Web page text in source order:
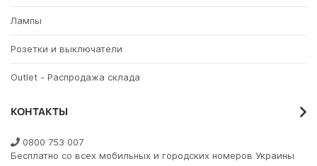
Лампы
Розетки и выключатели
Outlet - Распродажа склада
КОНТАКТЫ
0800 753 007
Бесплатно со всех мобильных и городских номеров Украины